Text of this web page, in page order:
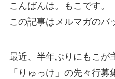
こんばんは。もこです。
この記事はメルマガのバ
最近、半年ぶりにもこが
「りゅっけ」の先々行募